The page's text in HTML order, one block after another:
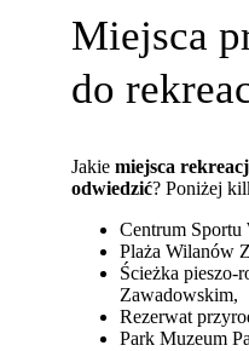
Miejsca
do
Jakiemiejsca
odwiedzić? Poniżej
Centrum Sportu
Plaża Wilanów
Ścieżka pieszo-
Zawadowskim,
Rezerwat
Park Muzeum